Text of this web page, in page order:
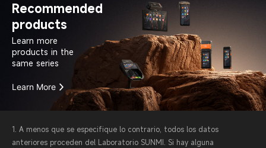
Recommended
products
Learn more
products in the
same series
Learn More
1. A menos que se especifique lo contrario, todos los datos
anteriores proceden del Laboratorio SUNMI. Si hay alguna